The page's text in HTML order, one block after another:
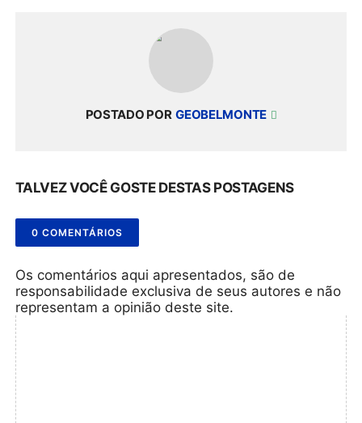
POSTADO POR GEOBELMONTE
TALVEZ VOCÊ GOSTE DESTAS POSTAGENS
0 COMENTÁRIOS
Os comentários aqui apresentados, são de
responsabilidade exclusiva de seus autores e não
representam a opinião deste site.